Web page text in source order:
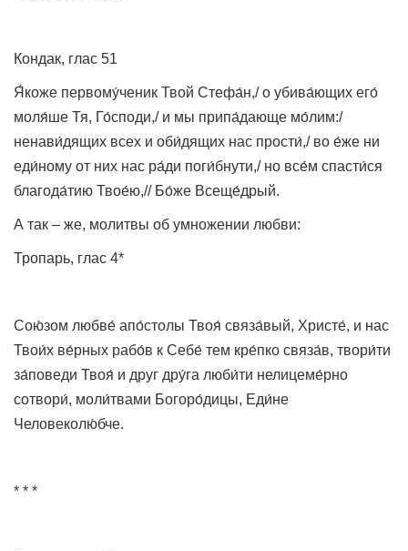
Кондак, глас 51
Я́коже первому́ченик Твой Стефа́н,/ о убива́ющих его́
моля́ше Тя, Го́споди,/ и мы припа́дающе мо́лим:/
ненави́дящих всех и оби́дящих нас прости́,/ во е́же ни
еди́ному от них нас ра́ди поги́бнути,/ но все́м спасти́ся
благода́тию Твое́ю,// Бо́же Всеще́дрый.
А так – же, молитвы об умножении любви:
Тропарь, глас 4*
Сою́зом любве́ апо́столы Твоя́ связа́вый, Христе́, и нас
Твои́х ве́рных рабо́в к Себе́ тем кре́пко связа́в, твори́ти
за́поведи Твоя́ и друг дру́га люби́ти нелицеме́рно
сотвори́, моли́твами Богоро́дицы, Еди́не
Человеколю́бче.
* * *